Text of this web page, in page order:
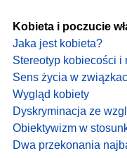
Kobieta i poczucie
Jaka jest kobieta?
Stereotyp kobiecości i
Sens życia w
Wygląd kobiety
Dyskryminacja ze
Obiektywizm w
Dwa przekonania